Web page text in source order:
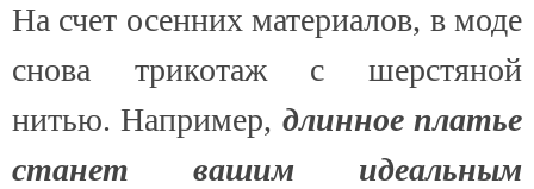
На счет осенних материалов, в моде
снова трикотаж с шерстяной
нитью. Например, длинное платье
станет вашим идеальным